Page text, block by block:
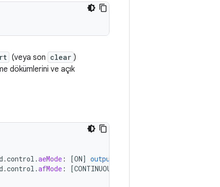
(veya son clear )
dökümlerini ve açık
.control .aeMode : [ON] output
.control .afMode : [CONTINUOUS_PICTURE